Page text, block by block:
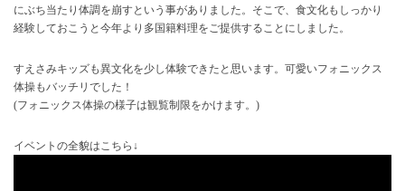
にぶち当たり体調を崩すという事がありました。そこで、食文化もしっかり
経験しておこうと今年より多国籍料理をご提供することにしました。
すえさみキッズも異文化を少し体験できたと思います。可愛いフォニックス
体操もバッチリでした！
(フォニックス体操の様子は観覧制限をかけます。)
イベントの全貌はこちら↓